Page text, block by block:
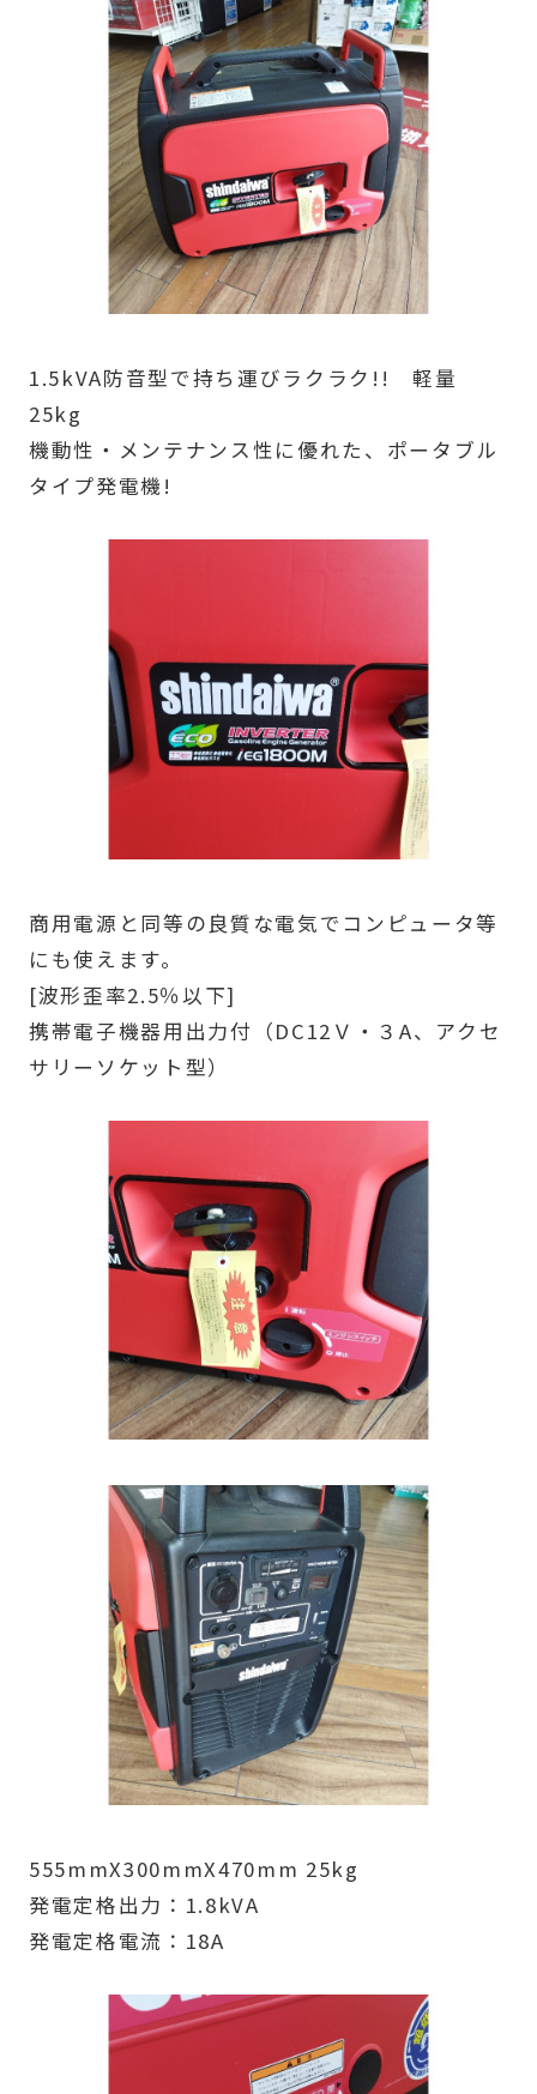
1.5kVA防音型で持ち運びラクラク!! 軽量
25kg
機動性・メンテナンス性に優れた、ポータブル
タイプ発電機!
商用電源と同等の良質な電気でコンピュータ等
にも使えます。
[波形歪率2.5％以下]
携帯電子機器用出力付（DC12Ｖ・３A、アクセ
サリーソケット型）
555mmX300mmX470mm 25kg
発電定格出力：1.8kVA
発電定格電流：18A